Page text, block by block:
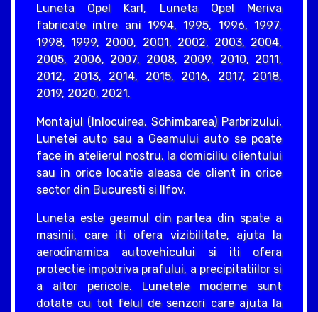
Luneta Opel Karl, Luneta Opel Meriva
fabricate intre ani 1994, 1995, 1996, 1997,
1998, 1999, 2000, 2001, 2002, 2003, 2004,
2005, 2006, 2007, 2008, 2009, 2010, 2011,
2012, 2013, 2014, 2015, 2016, 2017, 2018,
2019, 2020, 2021.
Montajul (Inlocuirea, Schimbarea) Parbrizului,
Lunetei auto sau a Geamului auto se poate
face in atelierul nostru, la domiciliu clientului
sau in orice locatie aleasa de client in orice
sector din Bucuresti si Ilfov.
Luneta este geamul din partea din spate a
masinii, care iti ofera vizibilitate, ajuta la
aerodinamica autovehicului si iti ofera
protectie impotriva prafului, a precipitatiilor si
a altor pericole. Lunetele moderne sunt
dotate cu tot felul de senzori care ajuta la